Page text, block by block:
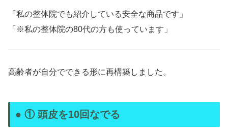
「私の整体院でも紹介している安全な商品です」
「※私の整体院の80代の方も使っています」
高齢者が自分でできる形に再構築しました。
● ① 頭皮を10回なでる